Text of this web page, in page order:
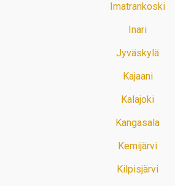
Imatrankoski
Inari
Jyväskylä
Kajaani
Kalajoki
Kangasala
Kemijärvi
Kilpisjärvi